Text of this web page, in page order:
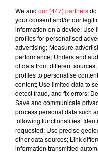
Organisateur
Tarif
We and our (447) partners
your consent and/or our
information on a device; Use
profiles for personalised
advertising; Measure
performance; Understand
of data from different
profiles to personalise
content; Use limited data to
detect fraud, and fix errors;
Save and communicate
process personal data such
following functionalities:
requested; Use precise
other data sources; Link
information transmitted